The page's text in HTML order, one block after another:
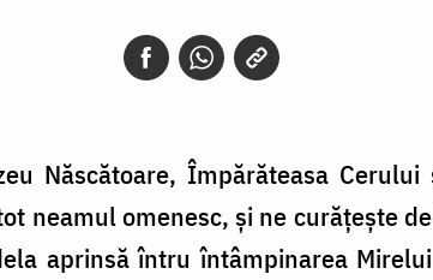
Născătoare, Împărăteasa
neamul omenesc, și ne curățește
aprinsă întru întâmpinarea